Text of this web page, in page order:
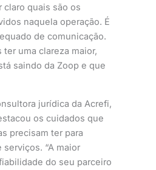
quais são os
naquela operação. É
de comunicação.
uma clareza maior,
saindo da Zoop e que
jurídica da Acrefi,
os cuidados que
precisam ter para
“A maior
do seu parceiro